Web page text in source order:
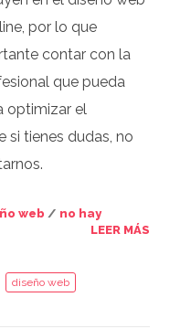
por lo que
contar con la
que pueda
optimizar el
si tienes dudas, no
web / no hay
LEER MÁS
diseño web